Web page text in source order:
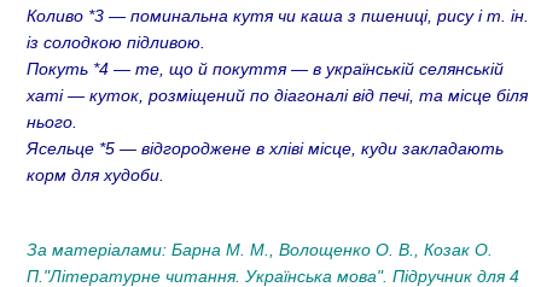
Коливо *3 — поминальна кутя чи каша з пшениці, рису і т. ін.
із солодкою підливою.
Покуть *4 — те, що й покуття — в українській селянській
хаті — куток, розміщений по діагоналі від печі, та місце біля
нього.
Ясельце *5 — відгороджене в хліві місце, куди закладають
корм для худоби.
За матеріалами: Барна М. М., Волощенко О. В., Козак О.
П."Літературне читання. Українська мова". Підручник для 4